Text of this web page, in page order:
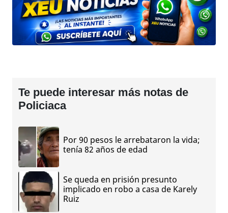
Te puede interesar más notas de
Policiaca
Por 90 pesos le arrebataron la vida;
tenía 82 años de edad
Se queda en prisión presunto
implicado en robo a casa de Karely
Ruiz